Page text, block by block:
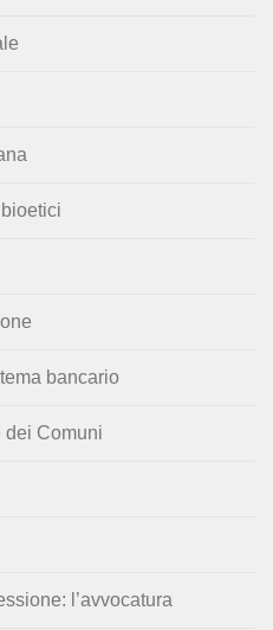
bancario
dei Comuni
l’avvocatura